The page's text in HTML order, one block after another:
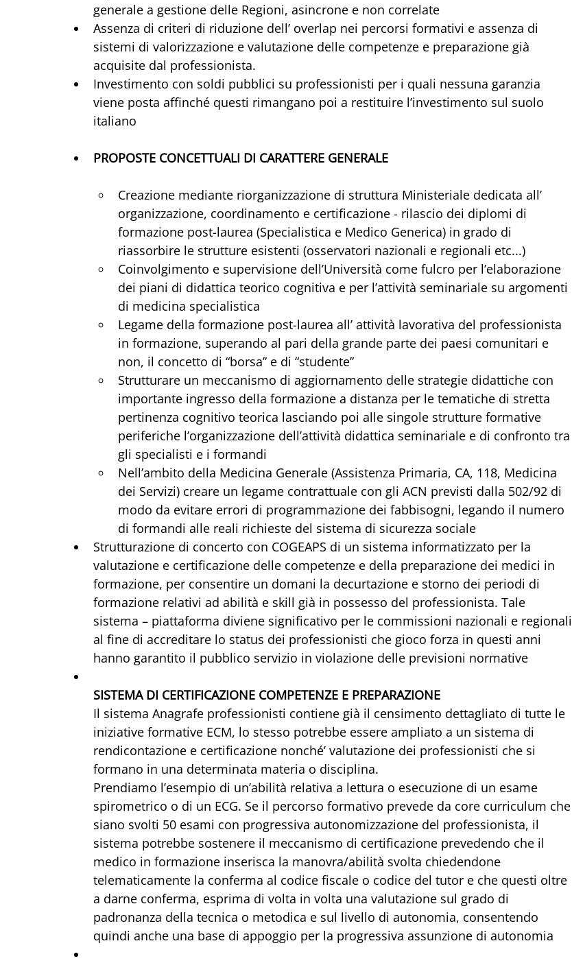
generale a gestione delle Regioni, asincrone e non correlate
Assenza di criteri di riduzione dell’ overlap nei percorsi formativi e assenza di
sistemi di valorizzazione e valutazione delle competenze e preparazione già
acquisite dal professionista.
Investimento con soldi pubblici su professionisti per i quali nessuna garanzia
viene posta affinché questi rimangano poi a restituire l’investimento sul suolo
italiano
PROPOSTE CONCETTUALI DI CARATTERE GENERALE
Creazione mediante riorganizzazione di struttura Ministeriale dedicata all’
organizzazione, coordinamento e certificazione - rilascio dei diplomi di
formazione post-laurea (Specialistica e Medico Generica) in grado di
riassorbire le strutture esistenti (osservatori nazionali e regionali etc...)
Coinvolgimento e supervisione dell’Università come fulcro per l’elaborazione
dei piani di didattica teorico cognitiva e per l’attività seminariale su argomenti
di medicina specialistica
Legame della formazione post-laurea all’ attività lavorativa del professionista
in formazione, superando al pari della grande parte dei paesi comunitari e
non, il concetto di “borsa” e di “studente”
Strutturare un meccanismo di aggiornamento delle strategie didattiche con
importante ingresso della formazione a distanza per le tematiche di stretta
pertinenza cognitivo teorica lasciando poi alle singole strutture formative
periferiche l’organizzazione dell’attività didattica seminariale e di confronto tra
gli specialisti e i formandi
Nell’ambito della Medicina Generale (Assistenza Primaria, CA, 118, Medicina
dei Servizi) creare un legame contrattuale con gli ACN previsti dalla 502/92 di
modo da evitare errori di programmazione dei fabbisogni, legando il numero
di formandi alle reali richieste del sistema di sicurezza sociale
Strutturazione di concerto con COGEAPS di un sistema informatizzato per la
valutazione e certificazione delle competenze e della preparazione dei medici in
formazione, per consentire un domani la decurtazione e storno dei periodi di
formazione relativi ad abilità e skill già in possesso del professionista. Tale
sistema – piattaforma diviene significativo per le commissioni nazionali e regionali
al fine di accreditare lo status dei professionisti che gioco forza in questi anni
hanno garantito il pubblico servizio in violazione delle previsioni normative
SISTEMA DI CERTIFICAZIONE COMPETENZE E PREPARAZIONE
Il sistema Anagrafe professionisti contiene già il censimento dettagliato di tutte le
iniziative formative ECM, lo stesso potrebbe essere ampliato a un sistema di
rendicontazione e certificazione nonché’ valutazione dei professionisti che si
formano in una determinata materia o disciplina.
Prendiamo l’esempio di un’abilità relativa a lettura o esecuzione di un esame
spirometrico o di un ECG. Se il percorso formativo prevede da core curriculum che
siano svolti 50 esami con progressiva autonomizzazione del professionista, il
sistema potrebbe sostenere il meccanismo di certificazione prevedendo che il
medico in formazione inserisca la manovra/abilità svolta chiedendone
telematicamente la conferma al codice fiscale o codice del tutor e che questi oltre
a darne conferma, esprima di volta in volta una valutazione sul grado di
padronanza della tecnica o metodica e sul livello di autonomia, consentendo
quindi anche una base di appoggio per la progressiva assunzione di autonomia